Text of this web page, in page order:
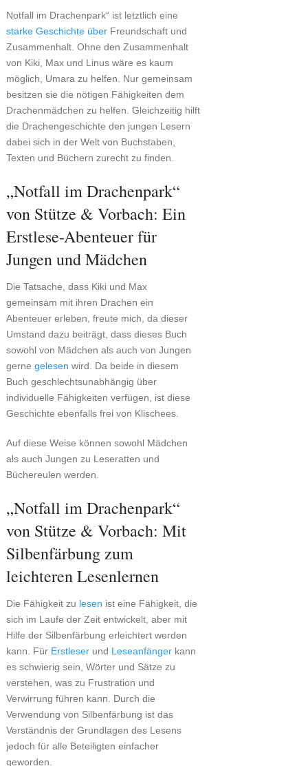
Notfall im Drachenpark“ ist letztlich eine
starke Geschichte überFreundschaft und
Zusammenhalt. Ohne den Zusammenhalt
von Kiki, Max und Linus wäre es kaum
möglich, Umara zu helfen. Nur gemeinsam
besitzen sie die nötigen Fähigkeiten dem
Drachenmädchen zu helfen. Gleichzeitig hilft
die Drachengeschichte den jungen Lesern
dabei sich in der Welt von Buchstaben,
Texten und Büchern zurecht zu finden.
„Notfall im Drachenpark“
von Stütze & Vorbach: Ein
Erstlese-Abenteuer für
Jungen und Mädchen
Die Tatsache, dass Kiki und Max
gemeinsam mit ihren Drachen ein
Abenteuer erleben, freute mich, da dieser
Umstand dazu beiträgt, dass dieses Buch
sowohl von Mädchen als auch von Jungen
gerne gelesen wird. Da beide in diesem
Buch geschlechtsunabhängig über
individuelle Fähigkeiten verfügen, ist diese
Geschichte ebenfalls frei von Klischees.
Auf diese Weise können sowohl Mädchen
als auch Jungen zu Leseratten und
Büchereulen werden.
„Notfall im Drachenpark“
von Stütze & Vorbach: Mit
Silbenfärbung zum
leichteren Lesenlernen
Die Fähigkeit zu lesen ist eine Fähigkeit, die
sich im Laufe der Zeit entwickelt, aber mit
Hilfe der Silbenfärbung erleichtert werden
kann. Für Erstleser und Leseanfängerkann
es schwierig sein, Wörter und Sätze zu
verstehen, was zu Frustration und
Verwirrung führen kann. Durch die
Verwendung von Silbenfärbung ist das
Verständnis der Grundlagen des Lesens
jedoch für alle Beteiligten einfacher
geworden.